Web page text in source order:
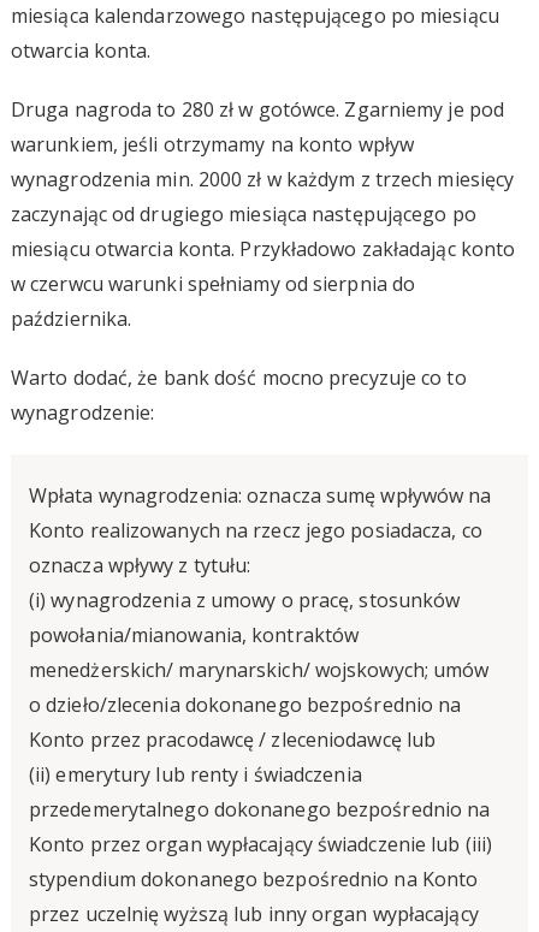
miesiąca kalendarzowego następującego po miesiącu
otwarcia konta.
Druga nagroda to 280 zł w gotówce. Zgarniemy je pod
warunkiem, jeśli otrzymamy na konto wpływ
wynagrodzenia min. 2000 zł w każdym z trzech miesięcy
zaczynając od drugiego miesiąca następującego po
miesiącu otwarcia konta. Przykładowo zakładając konto
w czerwcu warunki spełniamy od sierpnia do
października.
Warto dodać, że bank dość mocno precyzuje co to
wynagrodzenie:
Wpłata wynagrodzenia: oznacza sumę wpływów na
Konto realizowanych na rzecz jego posiadacza, co
oznacza wpływy z tytułu:
(i) wynagrodzenia z umowy o pracę, stosunków
powołania/mianowania, kontraktów
menedżerskich/ marynarskich/ wojskowych; umów
o dzieło/zlecenia dokonanego bezpośrednio na
Konto przez pracodawcę / zleceniodawcę lub
(ii) emerytury lub renty i świadczenia
przedemerytalnego dokonanego bezpośrednio na
Konto przez organ wypłacający świadczenie lub (iii)
stypendium dokonanego bezpośrednio na Konto
przez uczelnię wyższą lub inny organ wypłacający